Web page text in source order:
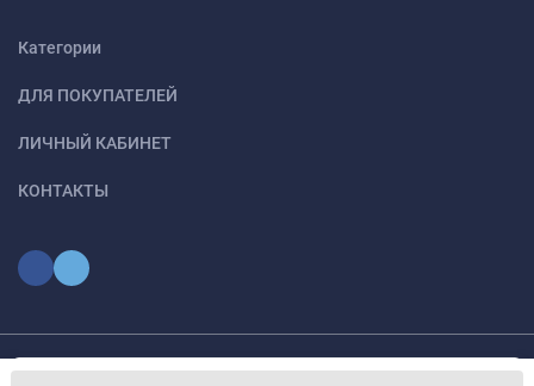
Категории
ДЛЯ ПОКУПАТЕЛЕЙ
ЛИЧНЫЙ КАБИНЕТ
КОНТАКТЫ